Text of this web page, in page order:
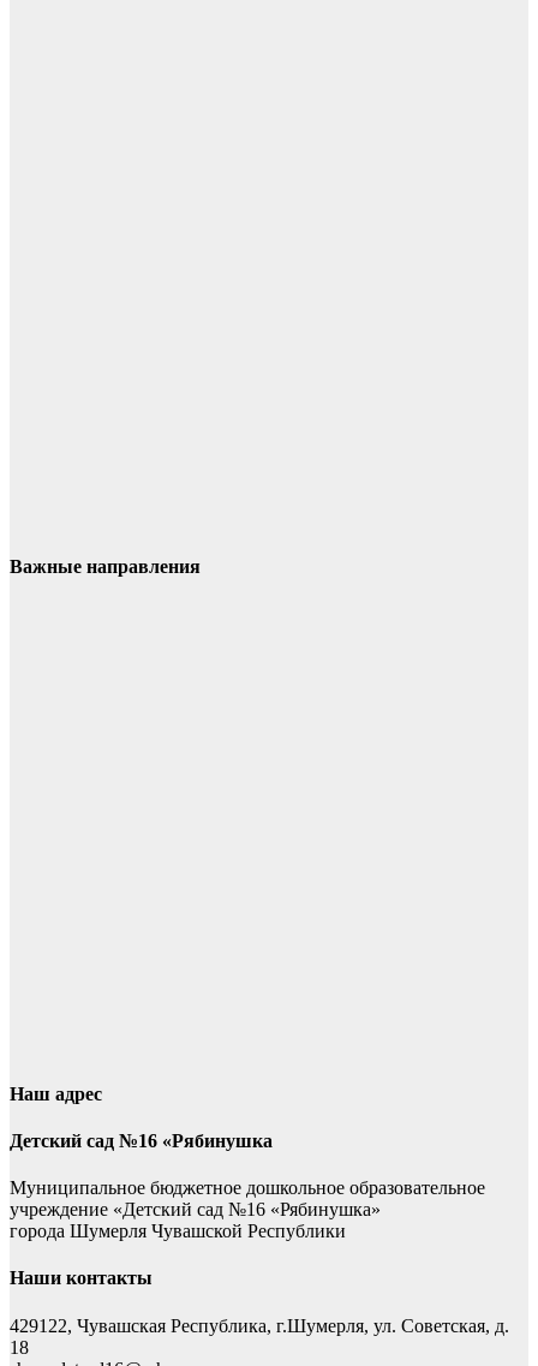
Важные направления
Наш адрес
Детский сад №16 «Рябинушка
Муниципальное бюджетное дошкольное образовательное
учреждение «Детский сад №16 «Рябинушка»
города Шумерля Чувашской Республики
Наши контакты
429122, Чувашская Республика, г.Шумерля, ул. Советская, д.
18